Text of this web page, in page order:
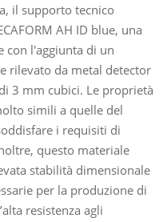
il supporto tecnico
AH ID blue, una
con l'aggiunta di un
rilevato da metal detector
3 mm cubici. Le proprietà
simili a quelle del
i requisiti di
questo materiale
stabilità dimensionale
per la produzione di
resistenza agli